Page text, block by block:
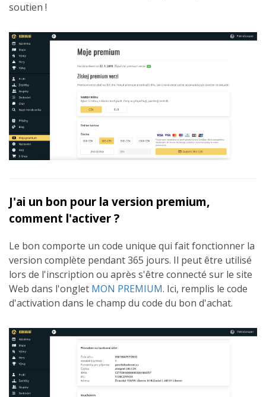
soutien !
J'ai un bon pour la version premium,
comment l'activer ?
Le bon comporte un code unique qui fait fonctionner la
version complète pendant 365 jours. Il peut être utilisé
lors de l'inscription ou après s'être connecté sur le site
Web dans l'onglet MON PREMIUM. Ici, remplis le code
d'activation dans le champ du code du bon d'achat.